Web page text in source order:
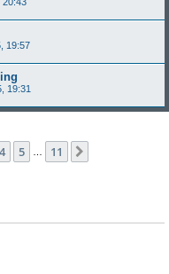
19:57
19:31
4 5 11